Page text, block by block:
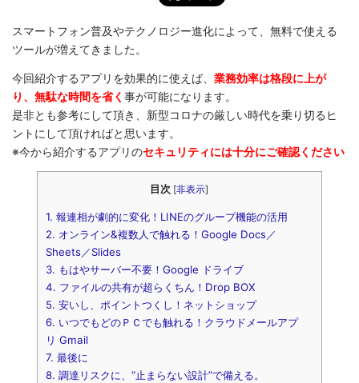
スマートフォン普及やテクノロジー進化によって、無料で使える
ツールが増えてきました。
今回紹介するアプリを効果的に使えば、 業務効率は格段に上が
り、無駄な時間を省く 事が可能になります。
是非とも参考にして頂き、新型コロナの厳しい時代を乗り切るヒ
ントにして頂ければと思います。
※今から紹介するアプリのセキュリティには十分にご確認ください
目次 [非表示]
1. 報連相が劇的に変化！LINEのグループ機能の活用
2. オンライン&複数人で触れる！Google Docs／
Sheets／Slides
3. もはやサーバー不要！Google ドライブ
4. ファイルの共有が超らくちん！Drop BOX
5. 安いし、ポイントつくし！ネットショップ
6. いつでもどのＰＣでも触れる！クラウドメールアプ
リ Gmail
7. 最後に
8. 調達リスクに、“止まらない設計”で備える。